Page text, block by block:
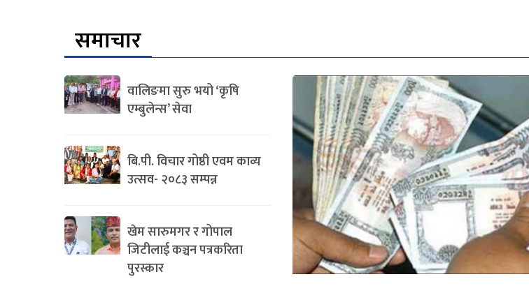
समाचार
वालिङमा सुरु भयो ‘कृषि
एम्बुलेन्स’ सेवा
बि.पी. विचार गोष्ठी एवम काव्य
उत्सव- २०८३ सम्पन्न
खेम सारुमगर र गोपाल
जिटीलाई कञ्चन पत्रकरिता
पुरस्कार